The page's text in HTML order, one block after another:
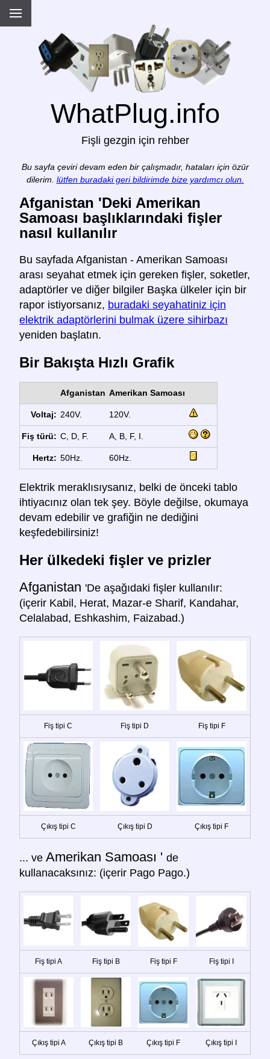
WhatPlug.info
Fişli gezgin için rehber
Bu sayfa çeviri devam eden bir çalışmadır, hataları için özür
dilerim. lütfen buradaki geri bildirimde bize yardımcı olun.
Afganistan 'Deki Amerikan
Samoası başlıklarındaki fişler
nasıl kullanılır
Bu sayfada Afganistan - Amerikan Samoası
arası seyahat etmek için gereken fişler, soketler,
adaptörler ve diğer bilgiler Başka ülkeler için bir
rapor istiyorsanız, buradaki seyahatiniz için
elektrik adaptörlerini bulmak üzere sihirbazı
yeniden başlatın.
Bir Bakışta Hızlı Grafik
Afganistan Amerikan Samoası
Voltaj: 240V. 120V.
Fiş türü: C, D, F. A, B, F, I.
Hertz: 50Hz. 60Hz.
Elektrik meraklısıysanız, belki de önceki tablo
ihtiyacınız olan tek şey. Böyle değilse, okumaya
devam edebilir ve grafiğin ne dediğini
keşfedebilirsiniz!
Her ülkedeki fişler ve prizler
Afganistan 'De aşağıdaki fişler kullanılır:
(içerir Kabil, Herat, Mazar-e Sharif, Kandahar,
Celalabad, Eshkashim, Faizabad.)
Fiş tipi C Fiş tipi D Fiş tipi F
Çıkış tipi C Çıkış tipi D Çıkış tipi F
... ve Amerikan Samoası ' de
kullanacaksınız: (içerir Pago Pago.)
Fiş tipi A Fiş tipi B Fiş tipi F Fiş tipi I
Çıkış tipi A Çıkış tipi B Çıkış tipi F Çıkış tipi I